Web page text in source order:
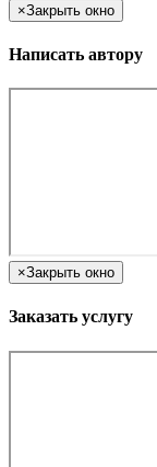
×Закрыть окно
Написать автору
×Закрыть окно
Заказать услугу